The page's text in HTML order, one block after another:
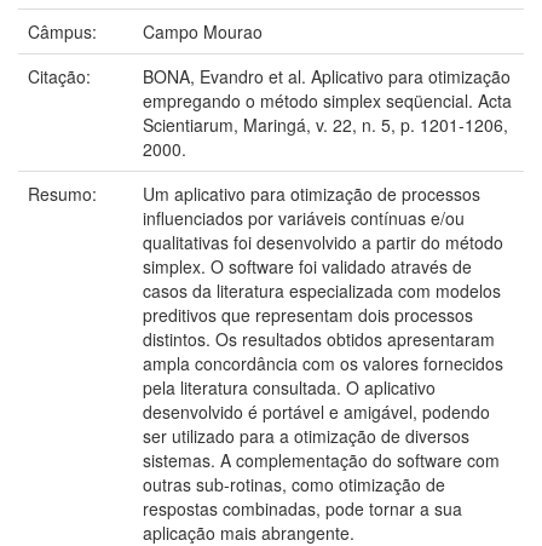
Câmpus:
Campo Mourao
Citação:
BONA, Evandro et al. Aplicativo para otimização
empregando o método simplex seqüencial. Acta
Scientiarum, Maringá, v. 22, n. 5, p. 1201-1206,
2000.
Resumo:
Um aplicativo para otimização de processos
influenciados por variáveis contínuas e/ou
qualitativas foi desenvolvido a partir do método
simplex. O software foi validado através de
casos da literatura especializada com modelos
preditivos que representam dois processos
distintos. Os resultados obtidos apresentaram
ampla concordância com os valores fornecidos
pela literatura consultada. O aplicativo
desenvolvido é portável e amigável, podendo
ser utilizado para a otimização de diversos
sistemas. A complementação do software com
outras sub-rotinas, como otimização de
respostas combinadas, pode tornar a sua
aplicação mais abrangente.